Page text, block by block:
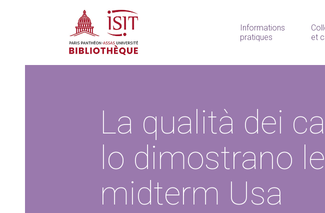
Informations
pratiques
et
La qualità dei
lo dimostrano
midterm Usa